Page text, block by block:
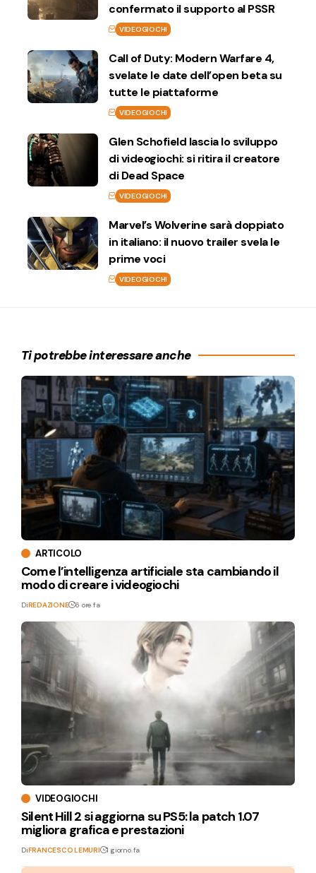
confermato il supporto al PSSR
VIDEOGIOCHI
Call of Duty: Modern Warfare 4,
svelate le date dell’open beta su
tutte le piattaforme
VIDEOGIOCHI
Glen Schofield lascia lo sviluppo
di videogiochi: si ritira il creatore
di Dead Space
VIDEOGIOCHI
Marvel’s Wolverine sarà doppiato
in italiano: il nuovo trailer svela le
prime voci
VIDEOGIOCHI
Ti potrebbe interessare anche
ARTICOLO
Come l’intelligenza artificiale sta cambiando il
modo di creare i videogiochi
DiREDAZIONE 6 ore fa
VIDEOGIOCHI
Silent Hill 2 si aggiorna su PS5: la patch 1.07
migliora grafica e prestazioni
DiFRANCESCO LEMURI 1 giorno fa